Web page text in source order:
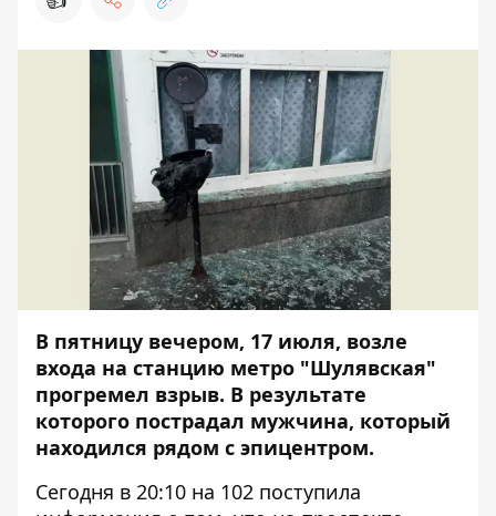
В пятницу вечером, 17 июля, возле
входа на станцию метро "Шулявская"
прогремел взрыв. В результате
которого пострадал мужчина, который
находился рядом с эпицентром.
Сегодня в 20:10 на 102 поступила